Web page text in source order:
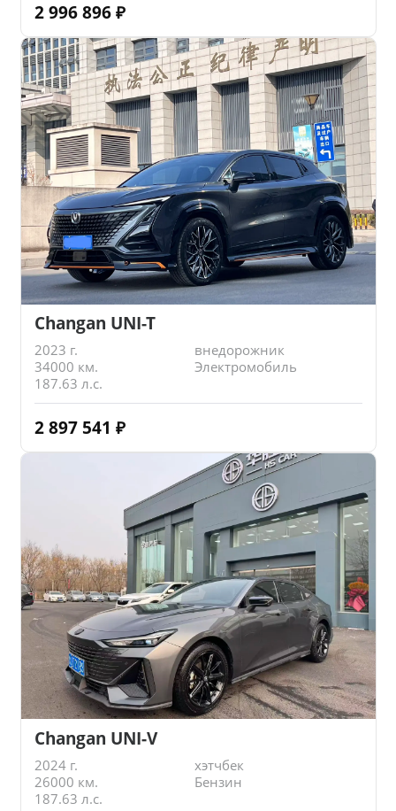
2 996 896 ₽
Changan UNI-T
2023 г.
внедорожник
34000 км.
Электромобиль
187.63 л.с.
2 897 541 ₽
Changan UNI-V
2024 г.
хэтчбек
26000 км.
Бензин
187.63 л.с.